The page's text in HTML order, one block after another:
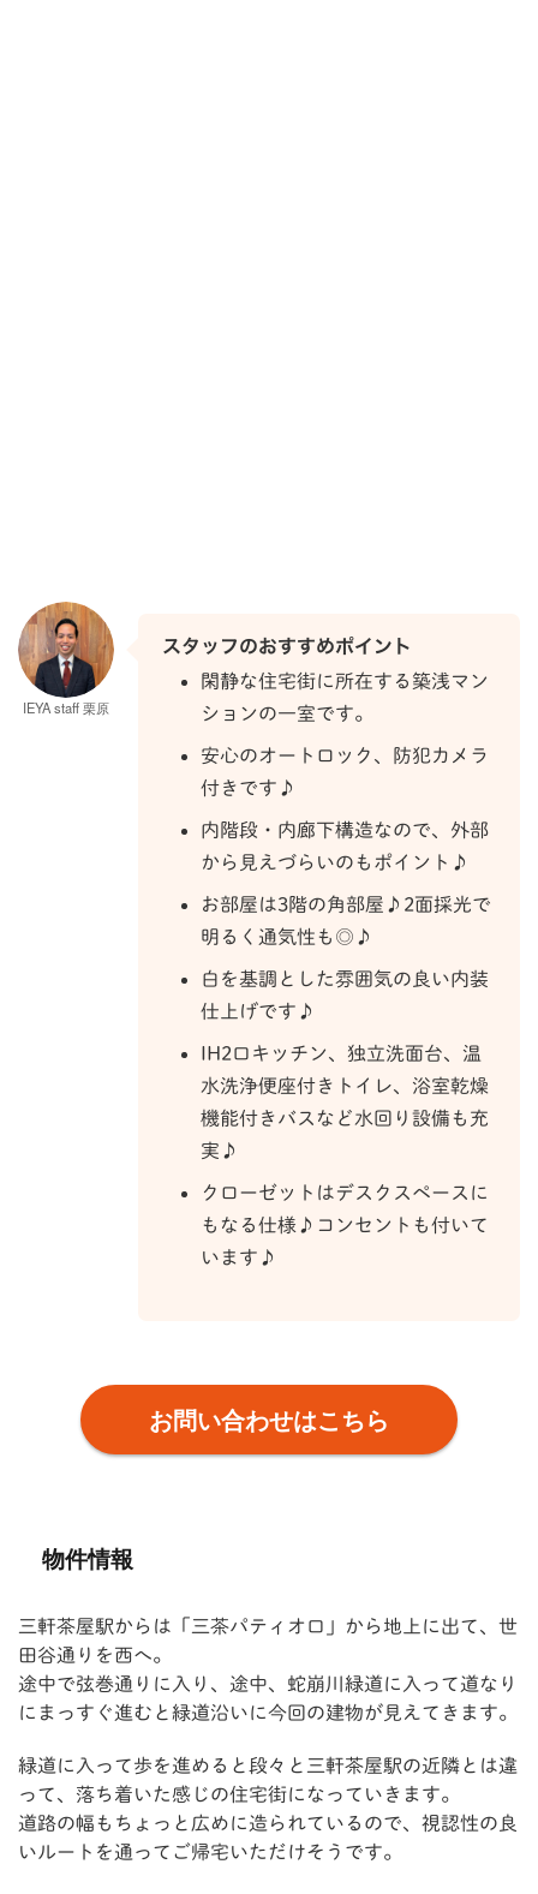
IEYA staff 栗原
スタッフのおすすめポイント
閑静な住宅街に所在する築浅マン
ションの一室です。
安心のオートロック、防犯カメラ
付きです♪
内階段・内廊下構造なので、外部
から見えづらいのもポイント♪
お部屋は3階の角部屋♪2面採光で
明るく通気性も◎♪
白を基調とした雰囲気の良い内装
仕上げです♪
IH2口キッチン、独立洗面台、温
水洗浄便座付きトイレ、浴室乾燥
機能付きバスなど水回り設備も充
実♪
クローゼットはデスクスペースに
もなる仕様♪コンセントも付いて
います♪
お問い合わせはこちら
物件情報
三軒茶屋駅からは「三茶パティオ口」から地上に出て、世
田谷通りを西へ。
途中で弦巻通りに入り、途中、蛇崩川緑道に入って道なり
にまっすぐ進むと緑道沿いに今回の建物が見えてきます。
緑道に入って歩を進めると段々と三軒茶屋駅の近隣とは違
って、落ち着いた感じの住宅街になっていきます。
道路の幅もちょっと広めに造られているので、視認性の良
いルートを通ってご帰宅いただけそうです。